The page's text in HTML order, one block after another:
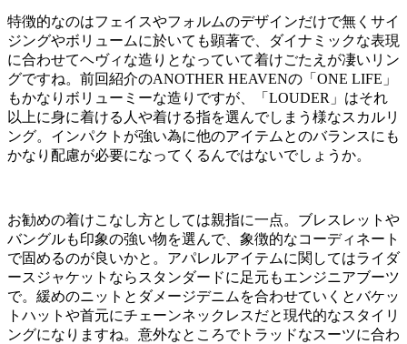
特徴的なのはフェイスやフォルムのデザインだけで無くサイ
ジングやボリュームに於いても顕著で、ダイナミックな表現
に合わせてヘヴィな造りとなっていて着けごたえが凄いリン
グですね。前回紹介のANOTHER HEAVENの「ONE LIFE」
もかなりボリューミーな造りですが、「LOUDER」はそれ
以上に身に着ける人や着ける指を選んでしまう様なスカルリ
ング。インパクトが強い為に他のアイテムとのバランスにも
かなり配慮が必要になってくるんではないでしょうか。
お勧めの着けこなし方としては親指に一点。ブレスレットや
バングルも印象の強い物を選んで、象徴的なコーディネート
で固めるのが良いかと。アパレルアイテムに関してはライダ
ースジャケットならスタンダードに足元もエンジニアブーツ
で。緩めのニットとダメージデニムを合わせていくとバケッ
トハットや首元にチェーンネックレスだと現代的なスタイリ
ングになりますね。意外なところでトラッドなスーツに合わ